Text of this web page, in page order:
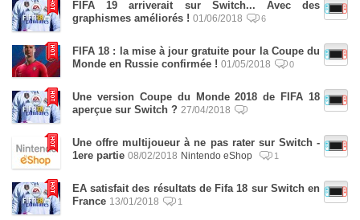
FIFA 19 arriverait sur Switch... Avec des
graphismes améliorés ! 01/06/2018 6
FIFA 18 : la mise à jour gratuite pour la Coupe du
Monde en Russie confirmée ! 01/05/2018 0
Une version Coupe du Monde 2018 de FIFA 18
aperçue sur Switch ? 27/04/2018
Une offre multijoueur à ne pas rater sur Switch -
1ere partie 08/02/2018 Nintendo eShop 1
EA satisfait des résultats de Fifa 18 sur Switch en
France 13/01/2018 1